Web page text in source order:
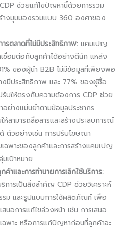
ช่วยแก้ไขปัญหานี้ด้วยการรวม
างมุมมองรวมแบบ 360 องศาของ
รตลาดที่ไม่มีประสิทธิภาพ: แคมเปญ
เชื่อมต่อกับลูกค้าได้อย่างดีนัก แหล่ง
ของผู้นำ B2B ไม่มีข้อมูลที่เพียงพอ
งมีประสิทธิภาพ และ 77% ของผู้ซื้อ
รับให้ตรงกับความต้องการ CDP ช่วย
ย่างแม่นยำตามข้อมูลประชากร
สามารถสื่อสารและสร้างประสบการณ์
ตัวอย่างเช่น การปรับโฆษณา
พาะของลูกค้าและการสร้างแคมเปญ
เป้าหมาย
าและการทำนายการเลิกใช้บริการ:
ริการเป็นสิ่งสำคัญ CDP ช่วยวิเคราะห์
ม และรูปแบบการใช้ผลิตภัณฑ์ เพื่อ
สนอการแก้ไขล่วงหน้า เช่น การเสนอ
ฉพาะ หรือการแก้ปัญหาก่อนที่ลูกค้าจะ